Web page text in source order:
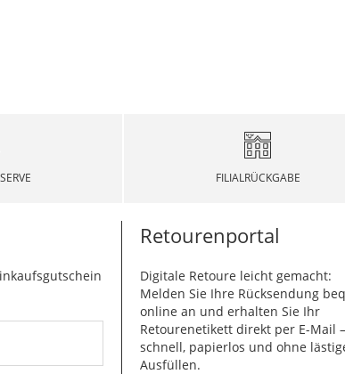
FILIALRÜCKGABE
Retourenportal
Digitale Retoure leicht gemacht:
Melden Sie Ihre Rücksendung
online an und erhalten Sie Ihr
Retourenetikett direkt per E-Mail –
schnell, papierlos und ohne
Ausfüllen.